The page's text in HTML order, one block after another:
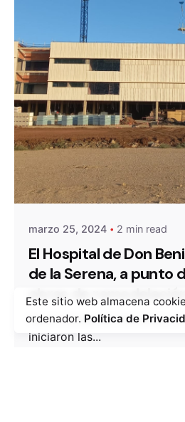
Posted by
admin
marzo 25, 2024 2 min read
El Hospital de Don
de la Serena, a punto
obras de
Hace menos de tres años, en
iniciaron las...
Este sitio web almacena
ordenador. Política de